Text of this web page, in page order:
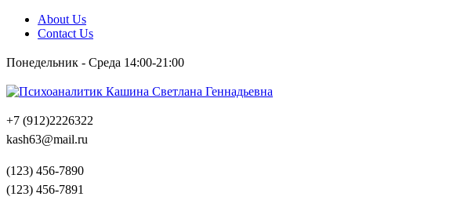
About Us
Contact Us
Понедельник - Среда 14:00-21:00
+7 (912)2226322
kash63@mail.ru
(123) 456-7890
(123) 456-7891